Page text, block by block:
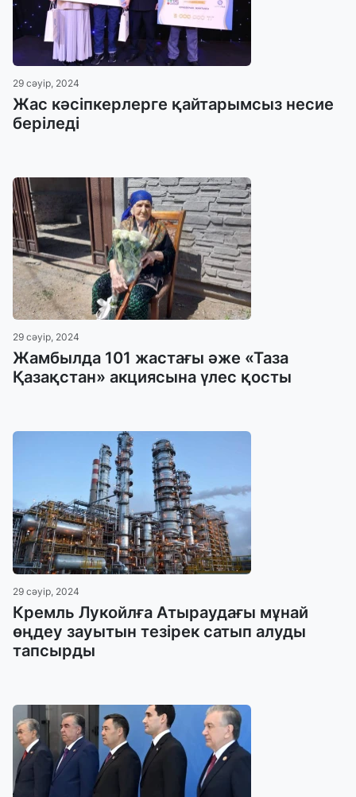
29 сәуір, 2024
Жас кәсіпкерлерге қайтарымсыз несие
беріледі
29 сәуір, 2024
Жамбылда 101 жастағы әже «Таза
Қазақстан» акциясына үлес қосты
29 сәуір, 2024
Кремль Лукойлға Атыраудағы мұнай
өңдеу зауытын тезірек сатып алуды
тапсырды